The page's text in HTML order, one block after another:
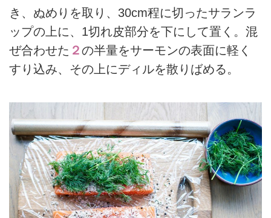
き、ぬめりを取り、30cm程に切ったサランラ
ップの上に、1切れ皮部分を下にして置く。混
ぜ合わせた ２の半量をサーモンの表面に軽く
すり込み、その上にディルを散りばめる。